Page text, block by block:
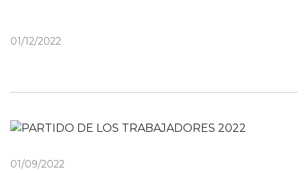
01/12/2022
01/09/2022